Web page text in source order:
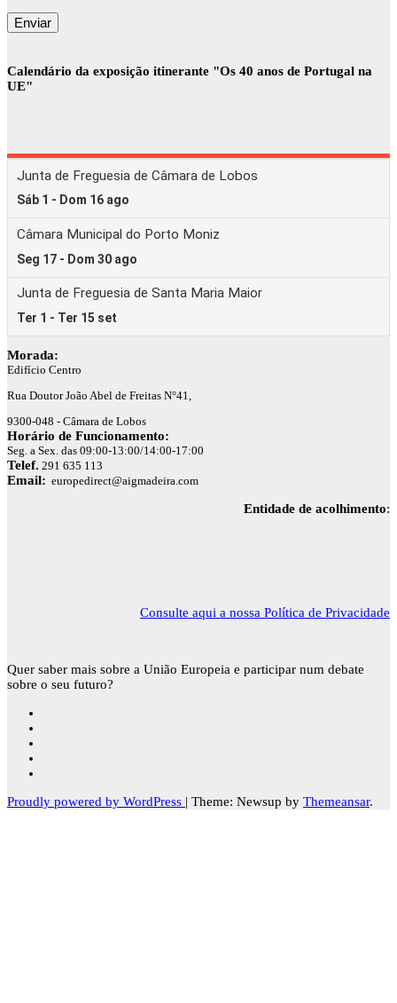
Calendário da exposição itinerante "Os 40 anos de Portugal na
UE"
Morada:
Edifício Centro
Rua Doutor João Abel de Freitas N°41,
9300-048 - Câmara de Lobos
Horário de Funcionamento:
Seg. a Sex. das 09:00-13:00/14:00-17:00
Telef. 291 635 113
Email: europedirect@aigmadeira.com
Entidade de acolhimento:
Consulte aqui a nossa Política de Privacidade
Quer saber mais sobre a União Europeia e participar num debate
sobre o seu futuro?
Proudly powered by WordPress | Theme: Newsup by Themeansar.